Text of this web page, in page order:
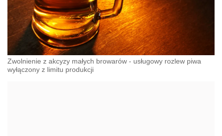
Zwolnienie z akcyzy małych browarów - usługowy rozlew piwa
wyłączony z limitu produkcji